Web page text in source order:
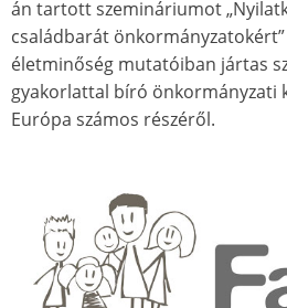
án tartott szemináriumot
családbarát
életminőség mutatóiban jártas
gyakorlattal bíró önkormányzati
Európa számos részéről.